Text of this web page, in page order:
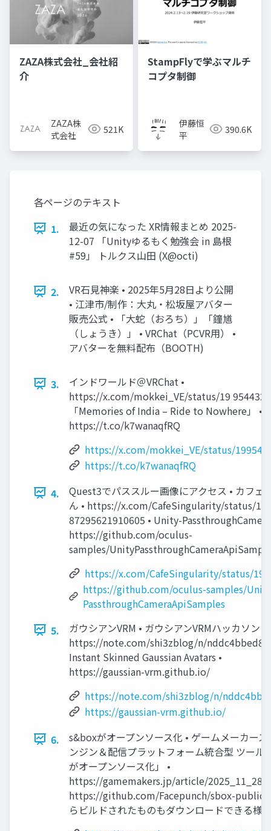
ZAZA株式会社_会社紹
介
ZAZA株
式会社
521K
StampFlyで学ぶマルチ
コプタ制御
伊藤恒
平
390.6K
各ページのテキスト
1.
最近の気になった XR情報まとめ 2025-
12-07 「Unityゆるもく勉強会 in 島根
#59」 トルクス山田 (X@octi)
2.
VR石見神楽 • 2025年5月28日より公開
• 江津市/制作：大丸・松坂屋アバター
販売公式 • 「大蛇（おろち）」「鐘馗
（しょうき）」 • VRChat（PCVR用） •
アバターを無料配布（BOOTH)
3.
インドワールド＠VRChat •
https://x.com/mokkei_VE/status/19
「Memories of India – Ride to Nowhere」 •
https://t.co/k7wanaqfRQ
https://x.com/mokkei_VE/status/
https://t.co/k7wanaqfRQ
4.
Quest3でパススルー画像にアクセス • カフ
ん • https://x.com/CafeSingularity/status/
87295621910605 • Unity-
https://github.com/oculus-
samples/
https://x.com/CafeSingularity/status/
https://github.com/oculus-samples/
PassthroughCameraApiSamples
5.
ガウシアンVRM • ガウシアンVRMハッカソン •
https://note.com/shi3zblog/n/
Instant Skinned Gaussian Avatars •
https://gaussian-vrm.github.io/
https://note.com/shi3zblog/n/
https://gaussian-vrm.github.io/
6.
s&boxがオープンソース化 • ゲームメーカー
ンジン＆配信プラットフォーム統合型 ツール
がオープンソース化」 •
https://gamemakers.jp/article/
https://github.com/Facepunch/sbox-public
らビルドされたものもダウンロードできる様